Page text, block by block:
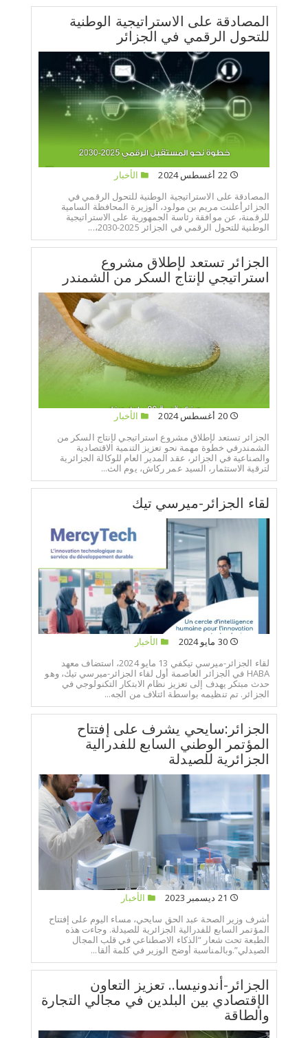
المصادقة على الاستراتيجية الوطنية
للتحول الرقمي في الجزائر
22 أغسطس 2024
الأخبار
المصادقة على الاستراتيجية الوطنية للتحول الرقمي في
الجزائرأعلنت مريم بن مولود، الوزيرة المحافظة السامية
للرقمنة، عن موافقة رئاسة الجمهورية على الاستراتيجية
الوطنية للتحول الرقمي في الجزائر 2025-2030،...
الجزائر تستعد لإطلاق مشروع
استراتيجي لإنتاج السكر من الشمندر
20 أغسطس 2024
الأخبار
الجزائر تستعد لإطلاق مشروع استراتيجي لإنتاج السكر من
الشمندرفي خطوة مهمة نحو تعزيز التنمية الاقتصادية
والصناعية في الجزائر، عقد المدير العام للوكالة الجزائرية
لترقية الاستثمار، السيد عمر ركاش، يوم الث...
لقاء الجزائر-ميرسي تيك
30 مايو 2024
الأخبار
لقاء الجزائر-ميرسي تيكفي 13 مايو 2024، استضاف معهد
HABA في الجزائر العاصمة أول لقاء الجزائر-ميرسي تيك، وهو
حدث مبتكر يهدف إلى تعزيز نظام الابتكار التكنولوجي في
الجزائر. تم تنظيمه بواسطة ائتلاف من الجه...
الجزائر:سايحي يشرف على إفتتاح
المؤتمر الوطني السابع للفدرالية
الجزائرية للصيدلة
الأخبار
أشرف وزير الصحة عبد الحق سايحي، مساء اليوم على إفتتاح
المؤتمر السابع للفدرالية الجزائرية للصيدلة. وجاءت هذه
الطبعة تحت شعار “الذكاء الاصطناعي في قلب المجال
الصيدلي”.وبالمناسبة أوضح الوزير في كلمة ألقا...
الجزائر-أندونيسا.. تعزيز التعاون
الإقتصادي بين البلدين في مجالي التجارة
والطاقة